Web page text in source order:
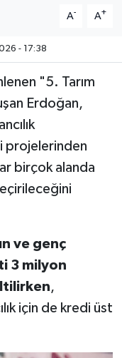
A- A+
- 17:38
"5. Tarım
Erdoğan,
projelerinden
birçok alanda
ve genç
3 milyon
,
için de kredi üst